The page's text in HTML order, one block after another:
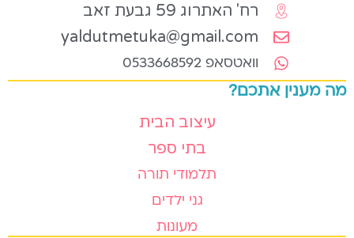
רח' האתרוג 59 גבעת זאב
yaldutmetuka@gmail.com
וואטסאפ 0533668592
עיצוב הבית
בתי ספר
תלמודי תורה
גני ילדים
מעונות
מה מענין אתכם?